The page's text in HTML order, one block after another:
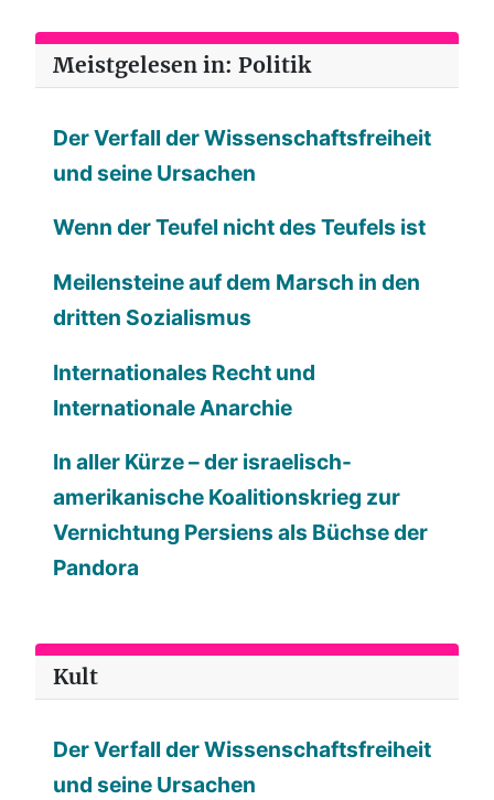
Meistgelesen in: Politik
Der Verfall der Wissenschaftsfreiheit
und seine Ursachen
Wenn der Teufel nicht des Teufels ist
Meilensteine auf dem Marsch in den
dritten Sozialismus
Internationales Recht und
Internationale Anarchie
In aller Kürze – der israelisch-
amerikanische Koalitionskrieg zur
Vernichtung Persiens als Büchse der
Pandora
Kult
Der Verfall der Wissenschaftsfreiheit
und seine Ursachen